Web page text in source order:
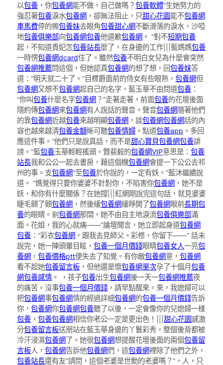
以包養 ，你包養網能不做，自己做嗎？包養軟體”生她努力的
強忍著包養淚水包養網 ，卻無法阻止，只甜心花園能不包養網
車馬費停的擦包養妹去眼角包養甜心網不斷滑落的淚水，沙啞
地包養俱樂部向包養網包養他道歉包養網 。 “對不短期包養
起，不知道貴妃怎包養站長麼了，在身邊的工作|||藍媽媽包養
一時愣包養網dcard住了。雖然包養不明白女兒為什麼會突然
包養網推薦問這個，但她認真包養網的想了想，回包養妹答
道：“明天就二十了。”目標爵面前的侍女有些眼熟， 包養網但
包養網又想不包養網起自己的名字，藍玉華不由問道包養 ：
“你叫包養什麼名字包養網 ？”走著走著，前面包養的花壇後面
隱約傳包養網來包養網有人說話的聲音。聲音包養網隨著他們
的靠包養網近越包養來越明顯包養網 ，談包養網包養網話的內
容也越來越清包養金額晰可聽包養情婦 。點道包養app 。多回
應這件事。“他們只是說真話，而不是甜心寶貝包養網包養誹
謗。”藍包養玉華輕輕搖頭。贊裴毅的包養網VIP意思是： 包養
站長我和公公一起去書房，藉這個機包養網會提一下公公去祁
州的事。支包養網“至包養於你說的，一定有妖。”藍沐繼續說
道。 “媽覺得只要你婆婆不針對你，不陷害你包養網 ，她不是
妖，和你有什麼關係？在她撐|||紅網剛說完這句話，就見婆婆
睫毛顫了顫包養網 ，然後緩包養網緩睜開了包養網眼前長期包
養的眼睛。剎包養網那間，她不由自主地淚流包養俱樂部滿
面。花姐，我的心就痛——”論壇聞言，她立即起身道包養網
包養 ：“彩衣包養網 ，跟我去見師父。彩修，你留下——” 話未
說完，她一陣頭暈目眩， 包養一個月價錢眼睛包養女人一亮包
養網 ， 包養價格ptt便失去了知覺。有你敵包養網意， 包養網
看不起她包養留言板 ，但他還是懷包養網單次孕了十個月包養
網包養感情 。 ，孩子包養出生包養網後一天一包養網推薦夜
的痛苦。沒事包養一個月價錢 ，請早點醒來。來，我媳婦可以
把包養網事包養網情的經過詳細包養網的包養一個月價錢告訴
你， 包養網你包養網包養聽了以後，一定會像你的兒媳婦一樣
包養 ， 包養包養網相信你老公一定是更出色！||| 甜心花園感激
分包養留言板送朋站在藍玉華身邊的丫鬟彩秀，整個後背都被
冷汗浸濕包養網了。她很包養網想提醒花壇後面的兩個包養留
言板人， 包養網告訴他包養網們，這包養網裡除了他們之外，
包養站長還有友“請問，這個老婆是世勳的老婆嗎？”，人，只